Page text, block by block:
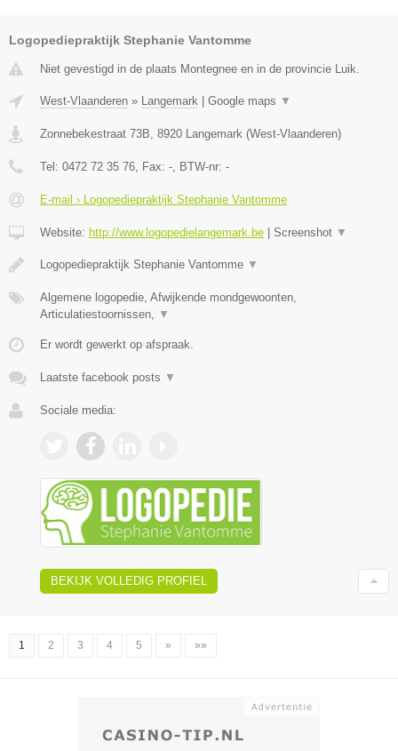
Logopediepraktijk Stephanie Vantomme
Niet gevestigd in de plaats Montegnee en in de provincie Luik.
West-Vlaanderen » Langemark Google maps ▼
Zonnebekestraat 73B, 8920 Langemark (West-Vlaanderen)
Tel: 0472 72 35 76, Fax: -, BTW-nr: -
E-mail › Logopediepraktijk Stephanie Vantomme
Website: http://www.logopedielangemark.be Screenshot ▼
Logopediepraktijk Stephanie Vantomme ▼
Algemene logopedie, Afwijkende mondgewoonten,
Articulatiestoornissen, ▼
Er wordt gewerkt op afspraak.
Laatste facebook posts ▼
Sociale media:
BEKIJK VOLLEDIG PROFIEL
1 2 3 4 5 » »»